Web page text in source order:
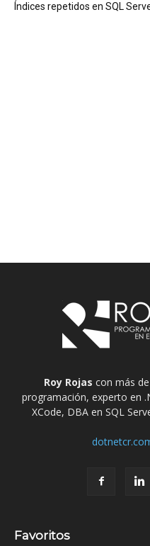
Índices repetidos en SQL
Roy Rojas con más
programación, experto en
XCode, DBA en SQL
Favoritos